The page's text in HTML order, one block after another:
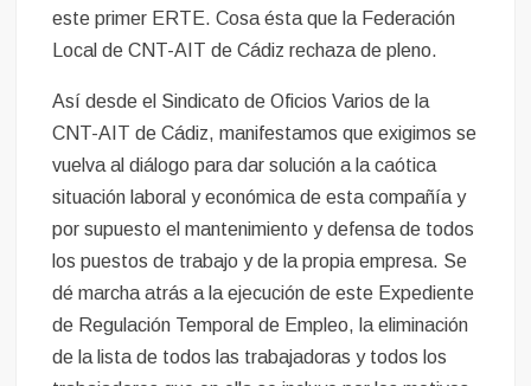
este primer ERTE. Cosa ésta que la Federación
Local de CNT-AIT de Cádiz rechaza de pleno.
Así desde el Sindicato de Oficios Varios de la
CNT-AIT de Cádiz, manifestamos que exigimos se
vuelva al diálogo para dar solución a la caótica
situación laboral y económica de esta compañía y
por supuesto el mantenimiento y defensa de todos
los puestos de trabajo y de la propia empresa. Se
dé marcha atrás a la ejecución de este Expediente
de Regulación Temporal de Empleo, la eliminación
de la lista de todos las trabajadoras y todos los